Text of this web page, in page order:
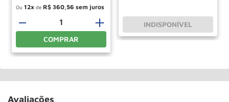
Ou 12 de R$ 360 56
＋
－
COMPRAR
INDISPONÍVEL
Avaliações